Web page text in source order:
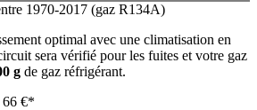
1970-2017 (gaz R134A)
optimal avec une climatisation en
sera vérifié pour les fuites et votre gaz
g de gaz réfrigérant.
66 €*